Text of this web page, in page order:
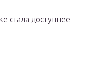
стала доступнее